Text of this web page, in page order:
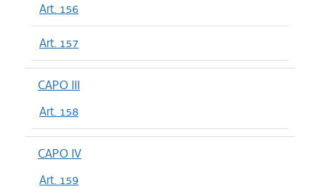
Art. 156
Art. 157
CAPO III
Art. 158
CAPO IV
Art. 159